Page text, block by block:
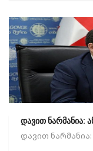
დავით ნარმანია:
დავით